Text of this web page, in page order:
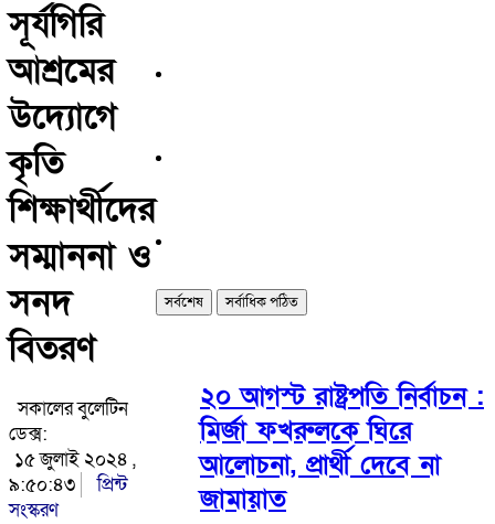
সূর্যগিরি
আশ্রমের
উদ্যোগে
কৃতি
শিক্ষার্থীদের
সম্মাননা ও
সনদ
বিতরণ
সকালের বুলেটিন
ডেক্স:
১৫ জুলাই ২০২৪ ,
৯:৫০:৪৩
প্রিন্ট
সংস্করণ
সর্বশেষ সর্বাধিক পঠিত
২০ আগস্ট রাষ্ট্রপতি নির্বাচন :
মির্জা ফখরুলকে ঘিরে
আলোচনা, প্রার্থী দেবে না
জামায়াত